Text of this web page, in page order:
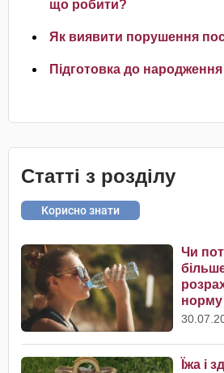
що робити?
Як виявити порушення
Підготовка до
Статті з розділу
Корисно знати
Чи
норму
Їжа і